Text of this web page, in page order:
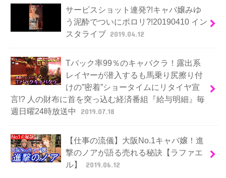
サービスショット連発?!キャバ嬢みゆ
う泥酔でついにポロリ?!20190410 イン
スタライブ 2019.04.12
Tバック率99％のキャバクラ！露出系
レイヤーが潜入するも馬乗り尻擦り付
けの”密着”ショータイムにリタイヤ宣
言!? 人の財布に首を突っ込む経済番組『給与明細』毎
週日曜24時放送中
2019.07.18
【仕事の流儀】大阪No.1キャバ嬢！進
撃のノアが語る売れる秘訣【ラファエ
ル】
2019.06.12